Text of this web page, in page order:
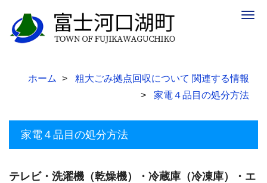
ホーム
粗大ごみ拠点回収について 関連する情報
家電４品目の処分方法
家電４品目の処分方法
テレビ・洗濯機（乾燥機）・冷蔵庫（冷凍庫）・エ